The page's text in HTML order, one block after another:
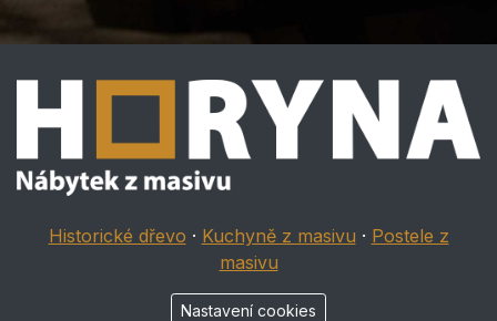
Historické dřevo · Kuchyně z masivu · Postele z
masivu
Nastavení cookies